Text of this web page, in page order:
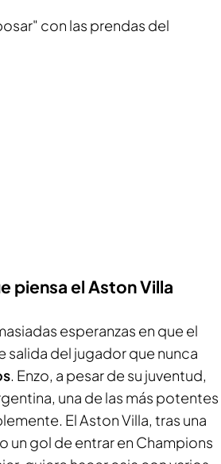
con las prendas del
piensa el Aston Villa
esperanzas en que el
salida del jugador que nunca
. Enzo, a pesar de su juventud,
una de las más potentes
El Aston Villa, tras una
un gol de entrar en Champions